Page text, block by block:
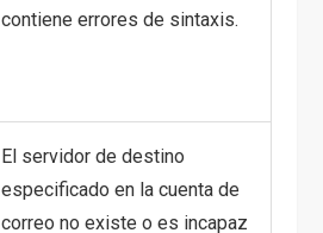
contiene errores de sintaxis.
El servidor de destino
especificado en la cuenta de
correo no existe o es incapaz